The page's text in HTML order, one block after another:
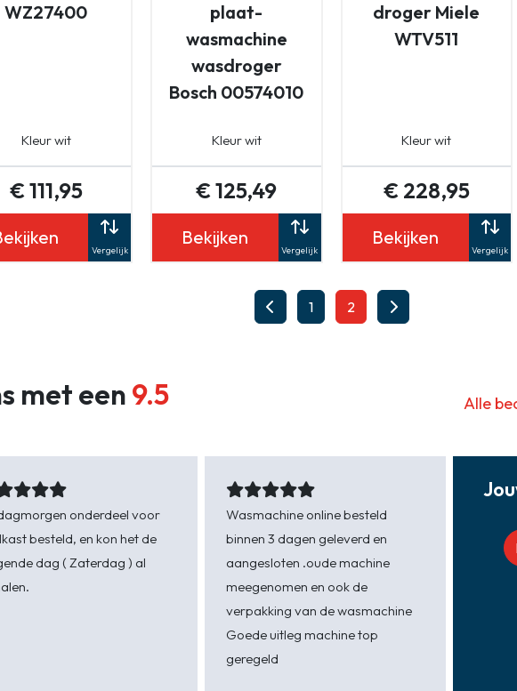
WZ27400
Kleur wit
€ 111,95
Vergelijk
plaat-
wasmachine
wasdroger
Bosch 00574010
Kleur wit
€ 125,49
Bekijken
Vergelijk
droger Miele
WTV511
Kleur wit
€ 228,95
Bekijken
Vergelijk
1 2
met een 9.5 Alle
onderdeel voor
besteld, en kon het de
dag ( Zaterdag ) al
Wasmachine online besteld
binnen 3 dagen geleverd en
aangesloten .oude machine
meegenomen en ook de
verpakking van de wasmachine
Goede uitleg machine top
geregeld